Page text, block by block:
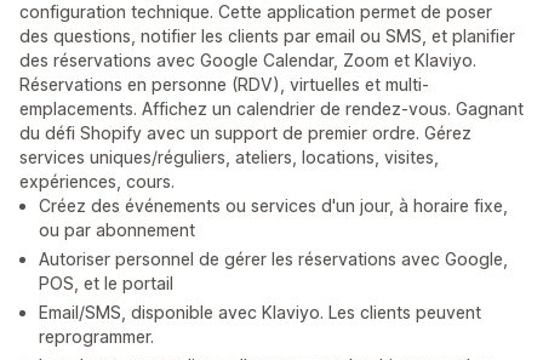
configuration technique. Cette application permet de poser
des questions, notifier les clients par email ou SMS, et planifier
des réservations avec Google Calendar, Zoom et Klaviyo.
Réservations en personne (RDV), virtuelles et multi-
emplacements. Affichez un calendrier de rendez-vous. Gagnant
du défi Shopify avec un support de premier ordre. Gérez
services uniques/réguliers, ateliers, locations, visites,
expériences, cours.
Créez des événements ou services d'un jour, à horaire fixe,
ou par abonnement
Autoriser personnel de gérer les réservations avec Google,
POS, et le portail
Email/SMS, disponible avec Klaviyo. Les clients peuvent
reprogrammer.